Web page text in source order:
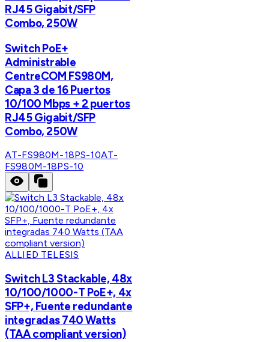
RJ45 Gigabit/SFP
Combo, 250W
Switch PoE+
Administrable
CentreCOM FS980M,
Capa 3 de 16 Puertos
10/100 Mbps + 2 puertos
RJ45 Gigabit/SFP
Combo, 250W
AT-FS980M-18PS-10AT-
FS980M-18PS-10
ALLIED TELESIS
Switch L3 Stackable, 48x
10/100/1000-T PoE+, 4x
SFP+, Fuente redundante
integradas 740 Watts
(TAA compliant version)